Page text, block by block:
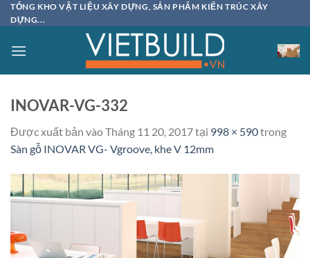
Bỏ
qua
dung
TỔNG KHO VẬT LIỆU XÂY DỰNG, SẢN PHẨM KIẾN TRÚC XÂY
DỰNG...
INOVAR-VG-332
Được xuất bản vàoTháng 11 20, 2017tại 998 × 590trong
Sàn gỗ INOVAR VG- Vgroove, khe V 12mm